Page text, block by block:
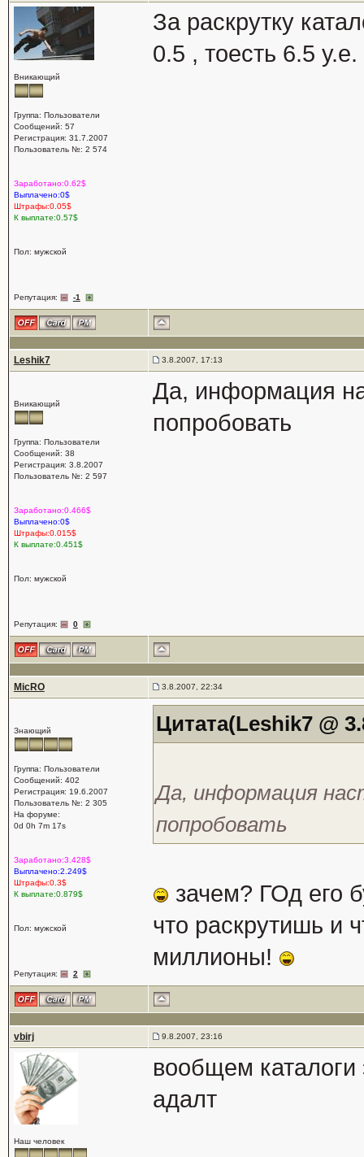
Вникающий
Группа: Пользователи
Сообщений: 57
Регистрация: 31.7.2007
Пользователь №: 2 574
Заработано:0.62$
Выплачено:0$
Штрафы:0.05$
К выплате:0.57$
Пол: мужской
Репутация: -1
За раскрутку
0.5 , тоесть 6.5
Leshik7 3.8.2007, 17:13
Вникающий
Группа: Пользователи
Сообщений: 38
Регистрация: 3.8.2007
Пользователь №: 2 597
Заработано:0.466$
Выплачено:0$
Штрафы:0.015$
К выплате:0.451$
Пол: мужской
Репутация: 0
Да, информация
попробовать
MicRO 3.8.2007, 22:34
Знающий
Группа: Пользователи
Сообщений: 402
Регистрация: 19.6.2007
Пользователь №: 2 305
На форуме:
0d 0h 7m 17s
Заработано:3.428$
Выплачено:2.249$
Штрафы:0.3$
К выплате:0.879$
Пол: мужской
Репутация: 2
Цитата(Leshik7 @
Да, информация
попробовать
зачем? ГОд его
что раскрутишь и
миллионы!
vbirj 9.8.2007, 23:16
Наш человек
вообщем каталоги
адалт